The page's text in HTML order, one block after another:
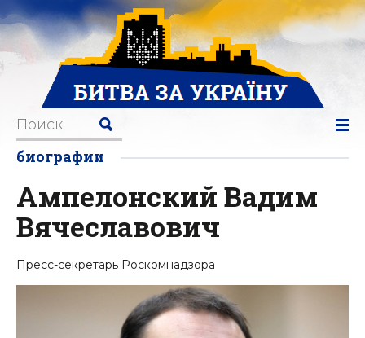
биографии
Ампелонский Вадим
Вячеславович
Пресс-секретарь Роскомнадзора